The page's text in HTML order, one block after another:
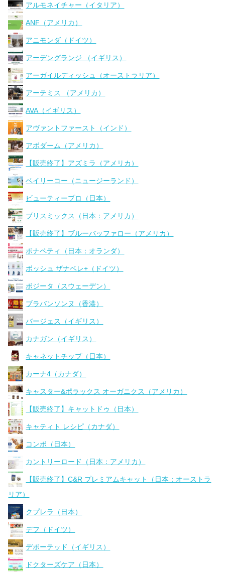
アルモネイチャー（イタリア）
ANF（アメリカ）
アニモンダ（ドイツ）
アーデングランジ （イギリス）
アーガイルディッシュ（オーストラリア）
アーテミス （アメリカ）
AVA（イギリス）
アヴァントファースト（インド）
アボダーム（アメリカ）
【販売終了】アズミラ（アメリカ）
ベイリーコー（ニュージーランド）
ビューティープロ（日本）
ブリスミックス（日本：アメリカ）
【販売終了】ブルーバッファロー（アメリカ）
ボナペティ（日本：オランダ）
ボッシュ ザナベレ+（ドイツ）
ボジータ（スウェーデン）
ブラバンソンヌ（香港）
バージェス（イギリス）
カナガン（イギリス）
キャネットチップ（日本）
カーナ4（カナダ）
キャスター&ポラックス オーガニクス（アメリカ）
【販売終了】キャットドゥ（日本）
キャティト レシピ（カナダ）
コンボ（日本）
カントリーロード（日本：アメリカ）
【販売終了】C&R プレミアムキャット（日本：オーストラ
リア）
クプレラ（日本）
デフ（ドイツ）
デボーテッド（イギリス）
ドクターズケア（日本）